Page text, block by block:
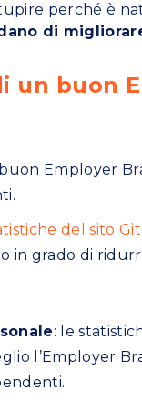
perché è
di
un buon
Employer
del sito
in grado di
: le
l’Employer